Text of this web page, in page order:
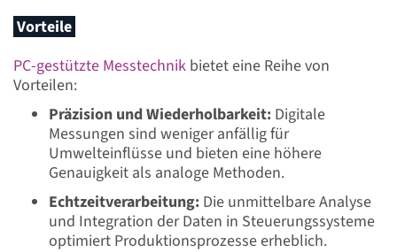
Vorteile
PC-gestützte Messtechnik bietet eine Reihe von
Vorteilen:
Präzision und Wiederholbarkeit: Digitale
Messungen sind weniger anfällig für
Umwelteinflüsse und bieten eine höhere
Genauigkeit als analoge Methoden.
Echtzeitverarbeitung: Die unmittelbare Analyse
und Integration der Daten in Steuerungssysteme
optimiert Produktionsprozesse erheblich.